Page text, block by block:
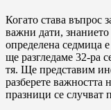
Когато става въпрос
важни дати,
определена седмица
ще разгледаме 32-ра
тя. Ще представим
разберете важността
празници се случват